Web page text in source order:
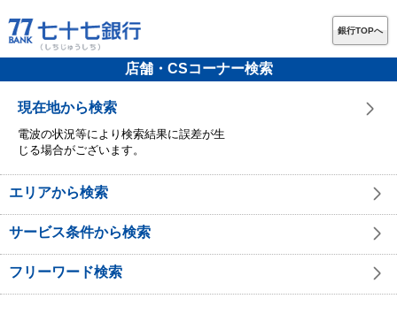
銀行TOPへ
店舗・CSコーナー検索
現在地から検索
電波の状況等により検索結果に誤差が生
じる場合がございます。
エリアから検索
サービス条件から検索
フリーワード検索